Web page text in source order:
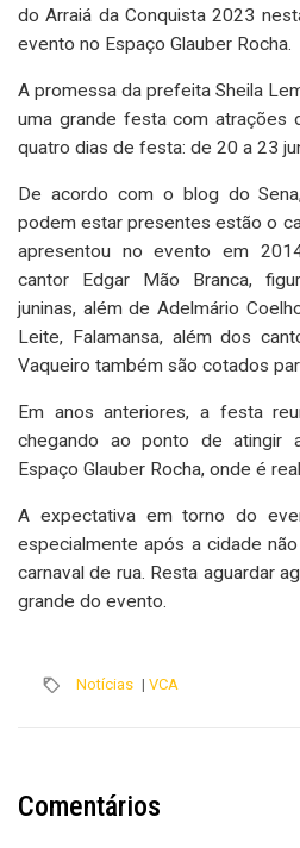
do Arraiá da Conquista 2023
evento no Espaço Glauber Rocha.
A promessa da prefeita Sheila
uma grande festa com atrações
quatro dias de festa: de 20 a 23
De acordo com o blog do
podem estar presentes estão o
apresentou no evento em
cantor Edgar Mão Branca,
juninas, além de Adelmário
Leite, Falamansa, além dos
Vaqueiro também são cotados
Em anos anteriores, a festa
chegando ao ponto de atingir
Espaço Glauber Rocha, onde é
A expectativa em torno do
especialmente após a cidade
carnaval de rua. Resta aguardar
grande do evento.
Notícias | VCA
Comentários